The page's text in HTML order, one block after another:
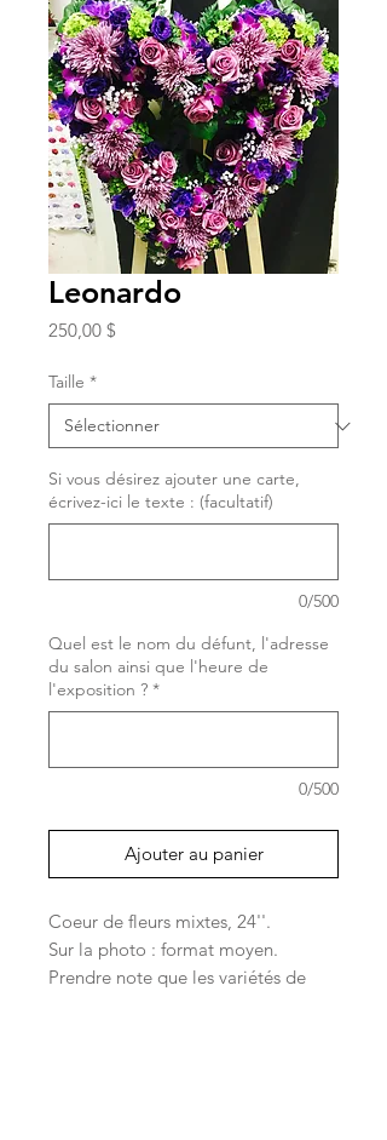
Leonardo
250,00 $
Taille *
Si vous désirez ajouter une carte,
écrivez-ici le texte : (facultatif)
0/500
Quel est le nom du défunt, l'adresse
du salon ainsi que l'heure de
l'exposition ? *
0/500
Ajouter au panier
Coeur de fleurs mixtes, 24''.
Sur la photo : format moyen.
Prendre note que les variétés de